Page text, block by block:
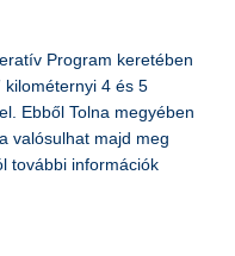
Program keretében
4 és 5
Ebből Tolna megyében
valósulhat majd meg
további információk